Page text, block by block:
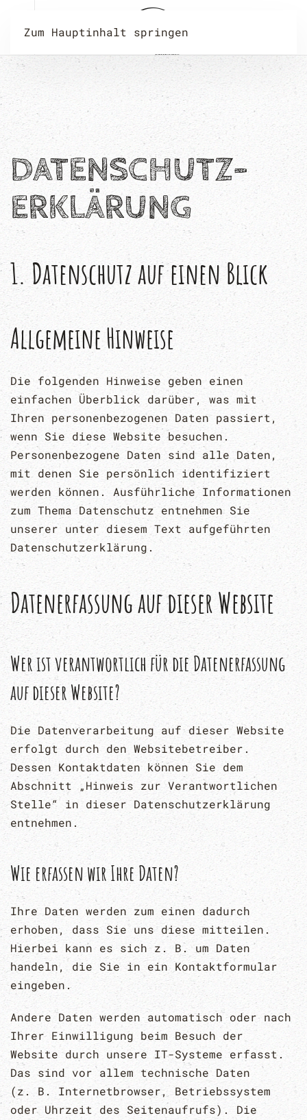
Zum Hauptinhalt springen
DATENSCHUTZ­
ERKLÄRUNG
1. Datenschutz auf einen Blick
Allgemeine Hinweise
Die folgenden Hinweise geben einen
einfachen Überblick darüber, was mit
Ihren personenbezogenen Daten passiert,
wenn Sie diese Website besuchen.
Personenbezogene Daten sind alle Daten,
mit denen Sie persönlich identifiziert
werden können. Ausführliche Informationen
zum Thema Datenschutz entnehmen Sie
unserer unter diesem Text aufgeführten
Datenschutzerklärung.
Datenerfassung auf dieser Website
Wer ist verantwortlich für die Datenerfassung
auf dieser Website?
Die Datenverarbeitung auf dieser Website
erfolgt durch den Websitebetreiber.
Dessen Kontaktdaten können Sie dem
Abschnitt „Hinweis zur Verantwortlichen
Stelle“ in dieser Datenschutzerklärung
entnehmen.
Wie erfassen wir Ihre Daten?
Ihre Daten werden zum einen dadurch
erhoben, dass Sie uns diese mitteilen.
Hierbei kann es sich z. B. um Daten
handeln, die Sie in ein Kontaktformular
eingeben.
Andere Daten werden automatisch oder nach
Ihrer Einwilligung beim Besuch der
Website durch unsere IT-Systeme erfasst.
Das sind vor allem technische Daten
(z. B. Internetbrowser, Betriebssystem
oder Uhrzeit des Seitenaufrufs). Die